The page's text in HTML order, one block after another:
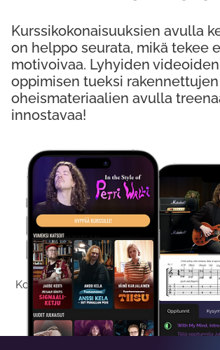
Kokeile Ilmaiseksi
Kokeilemalla ilmaiseksi saat koko
viikon ajaksi.
Kurssikokonaisuuksien avulla
on helppo seurata, mikä tekee
motivoivaa. Lyhyiden
oppimisen tueksi rakennettujen
oheismateriaalien avulla
innostavaa!